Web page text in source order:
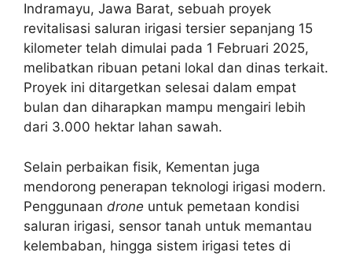
Indramayu, Jawa Barat, sebuah proyek
revitalisasi saluran irigasi tersier sepanjang 15
kilometer telah dimulai pada 1 Februari 2025,
melibatkan ribuan petani lokal dan dinas terkait.
Proyek ini ditargetkan selesai dalam empat
bulan dan diharapkan mampu mengairi lebih
dari 3.000 hektar lahan sawah.
Selain perbaikan fisik, Kementan juga
mendorong penerapan teknologi irigasi modern.
Penggunaan drone untuk pemetaan kondisi
saluran irigasi, sensor tanah untuk memantau
kelembaban, hingga sistem irigasi tetes di